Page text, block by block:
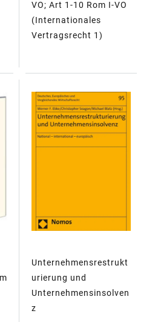
VO; Art 1-10 Rom I-VO
(Internationales
Vertragsrecht 1)
Unternehmensrestrukt
urierung und
Unternehmensinsolven
z